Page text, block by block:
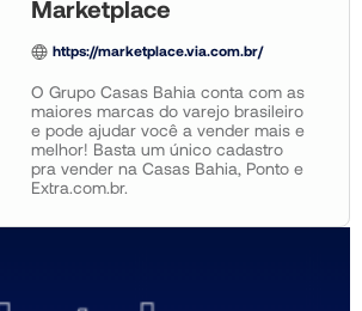
Marketplace
https://marketplace.via.com.br/
O Grupo Casas Bahia conta com as
maiores marcas do varejo brasileiro
e pode ajudar você a vender mais e
melhor! Basta um único cadastro
pra vender na Casas Bahia, Ponto e
Extra.com.br.